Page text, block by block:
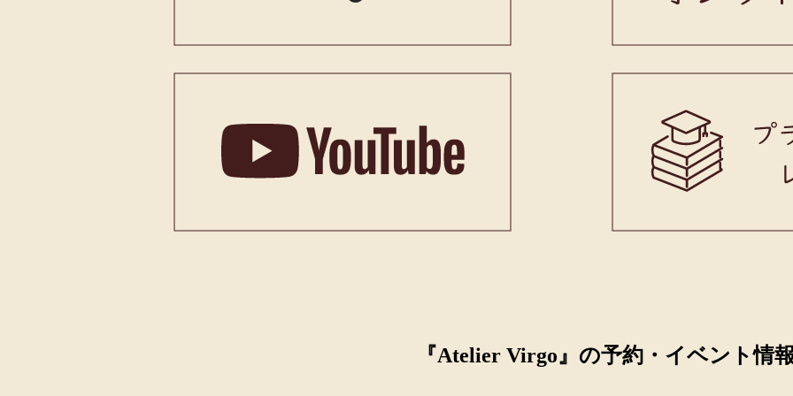
『Atelier Virgo』の予約・イベント情